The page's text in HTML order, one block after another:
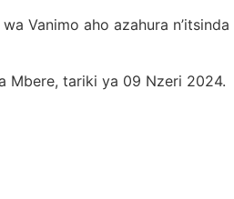
Vanimo aho azahura n’itsinda
Mbere, tariki ya 09 Nzeri 2024.